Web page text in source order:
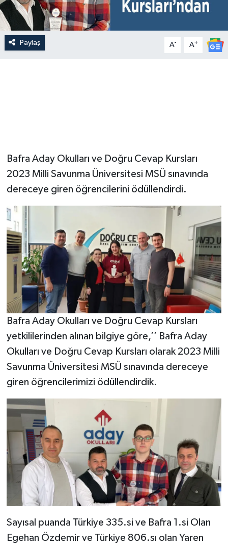
Paylaş A- A+
Bafra Aday Okulları ve Doğru Cevap Kursları
2023 Milli Savunma Üniversitesi MSÜ sınavında
dereceye giren öğrencilerini ödüllendirdi.
Bafra Aday Okulları ve Doğru Cevap Kursları
yetkililerinden alınan bilgiye göre,’’ Bafra Aday
Okulları ve Doğru Cevap Kursları olarak 2023 Milli
Savunma Üniversitesi MSÜ sınavında dereceye
giren öğrencilerimizi ödüllendirdik.
Sayısal puanda Türkiye 335.si ve Bafra 1.si Olan
Egehan Özdemir ve Türkiye 806.sı olan Yaren